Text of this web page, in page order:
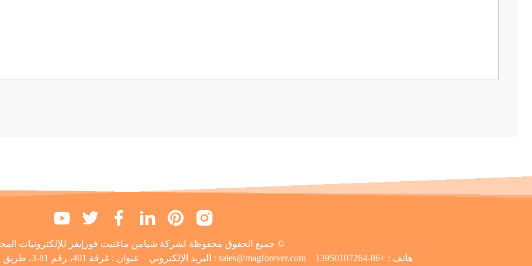
جميع الحقوق محفوظة لشركة شيامن ماغنيت فورإيفر للإلكترونيات المحدودة ©
عنوان : غرفة 401، رقم 81-3، طريق شيافي، هايتانج، شيامن، الصين 361026 البريد الإلكتروني : sales@magforever.com هاتف : +86-13950107264